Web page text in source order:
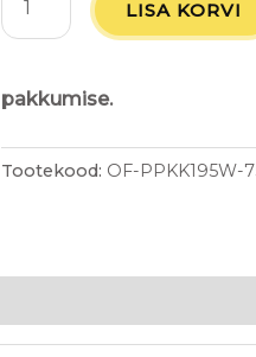
LISA KORVI
pakkumise.
Tootekood: OF-PPKK195W-